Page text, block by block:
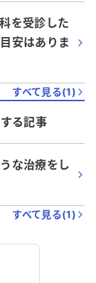
を受診した
安はありま
すべて見る(1)
る記事
な治療をし
すべて見る(1)